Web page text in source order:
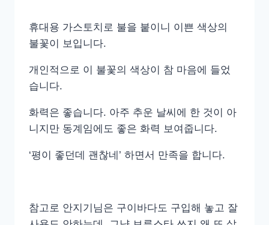
휴대용 가스토치로 불을 붙이니 이쁜 색상의
불꽃이 보입니다.
개인적으로 이 불꽃의 색상이 참 마음에 들었
습니다.
화력은 좋습니다. 아주 추운 날씨에 한 것이 아
니지만 동계임에도 좋은 화력 보여줍니다.
‘평이 좋던데 괜찮네’ 하면서 만족을 합니다.
참고로 안지기님은 구이바다도 구입해 놓고 잘